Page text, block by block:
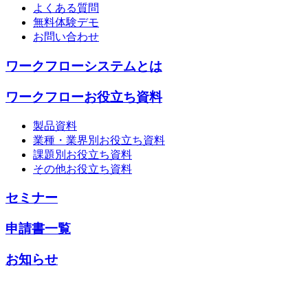
よくある質問
無料体験デモ
お問い合わせ
ワークフローシステムとは
ワークフローお役立ち資料
製品資料
業種・業界別お役立ち資料
課題別お役立ち資料
その他お役立ち資料
セミナー
申請書一覧
お知らせ